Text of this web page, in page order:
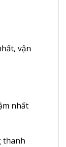
vận
nhất
thanh